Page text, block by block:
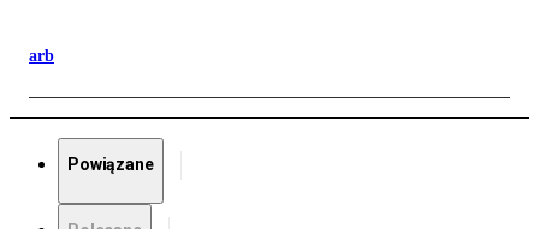
arb
Powiązane